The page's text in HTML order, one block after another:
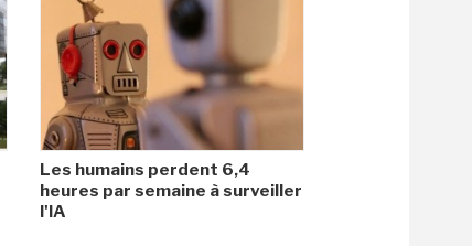
Les humains perdent 6,4
heures par semaine à surveiller
l'IA